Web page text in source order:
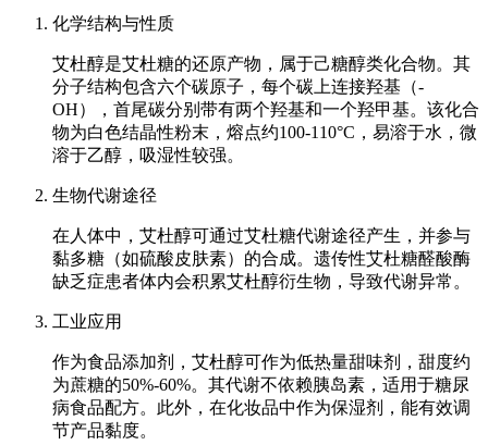
化学结构与性质
艾杜醇是艾杜糖的还原产物，属于己糖醇类化合物。其
分子结构包含六个碳原子，每个碳上连接羟基（-
OH），首尾碳分别带有两个羟基和一个羟甲基。该化合
物为白色结晶性粉末，熔点约100-110°C，易溶于水，微
溶于乙醇，吸湿性较强。
生物代谢途径
在人体中，艾杜醇可通过艾杜糖代谢途径产生，并参与
黏多糖（如硫酸皮肤素）的合成。遗传性艾杜糖醛酸酶
缺乏症患者体内会积累艾杜醇衍生物，导致代谢异常。
工业应用
作为食品添加剂，艾杜醇可作为低热量甜味剂，甜度约
为蔗糖的50%-60%。其代谢不依赖胰岛素，适用于糖尿
病食品配方。此外，在化妆品中作为保湿剂，能有效调
节产品黏度。